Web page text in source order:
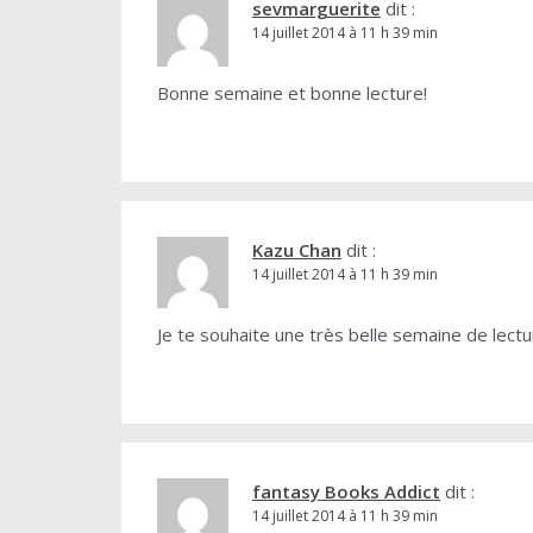
sevmarguerite dit :
14 juillet 2014 à 11 h 39 min
Bonne semaine et bonne lecture!
Kazu Chan dit :
14 juillet 2014 à 11 h 39 min
Je te souhaite une très belle semaine de
fantasy Books Addict dit :
14 juillet 2014 à 11 h 39 min